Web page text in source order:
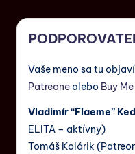
Vaše meno sa tu
Patreone alebo Buy
Vladimír “Flaeme”
ELITA – aktívny)
Tomáš Kolárik